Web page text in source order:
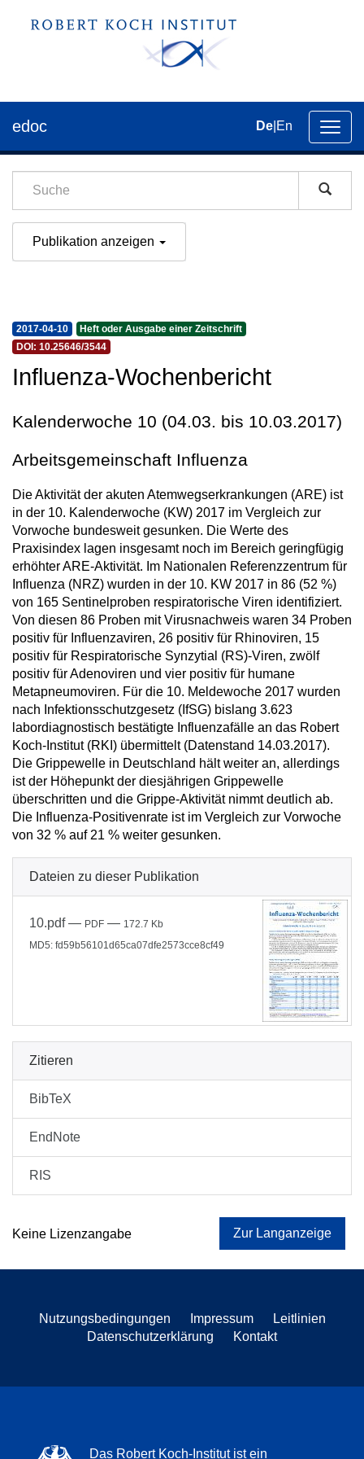
der
edoc De En
Publikation anzeigen
2017-04-10
Heft oder Ausgabe einer Zeitschrift
DOI: 10.25646/3544
Influenza-Wochenbericht
Kalenderwoche 10 (04.03. bis 10.03.2017)
Arbeitsgemeinschaft Influenza
Die Aktivität der akuten Atemwegserkrankungen (ARE) ist
in der 10. Kalenderwoche (KW) 2017 im Vergleich zur
Vorwoche bundesweit gesunken. Die Werte des
Praxisindex lagen insgesamt noch im Bereich geringfügig
erhöhter ARE-Aktivität. Im Nationalen Referenzzentrum für
Influenza (NRZ) wurden in der 10. KW 2017 in 86 (52 %)
von 165 Sentinelproben respiratorische Viren identifiziert.
Von diesen 86 Proben mit Virusnachweis waren 34 Proben
positiv für Influenzaviren, 26 positiv für Rhinoviren, 15
positiv für Respiratorische Synzytial (RS)-Viren, zwölf
positiv für Adenoviren und vier positiv für humane
Metapneumoviren. Für die 10. Meldewoche 2017 wurden
nach Infektionsschutzgesetz (IfSG) bislang 3.623
labordiagnostisch bestätigte Influenzafälle an das Robert
Koch-Institut (RKI) übermittelt (Datenstand 14.03.2017).
Die Grippewelle in Deutschland hält weiter an, allerdings
ist der Höhepunkt der diesjährigen Grippewelle
überschritten und die Grippe-Aktivität nimmt deutlich ab.
Die Influenza-Positivenrate ist im Vergleich zur Vorwoche
von 32 % auf 21 % weiter gesunken.
Dateien zu dieser Publikation
10.pdf— PDF — 172.7 Kb
MD5: fd59b56101d65ca07dfe2573cce8cf49
Zitieren
BibTeX
EndNote
RIS
Keine Lizenzangabe Zur Langanzeige
Nutzungsbedingungen Impressum
Leitlinien
Datenschutzerklärung
Kontakt
Das Robert Koch-Institut ist ein